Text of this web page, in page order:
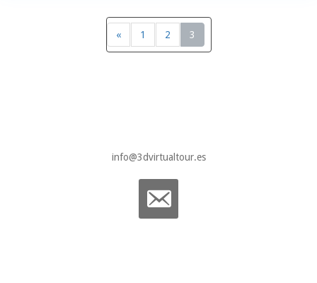
« 1 2 3
info@3dvirtualtour.es